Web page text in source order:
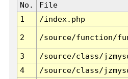
No. File
1
/index.php
2 /source/function/
3 /source/class/
4
/source/class/